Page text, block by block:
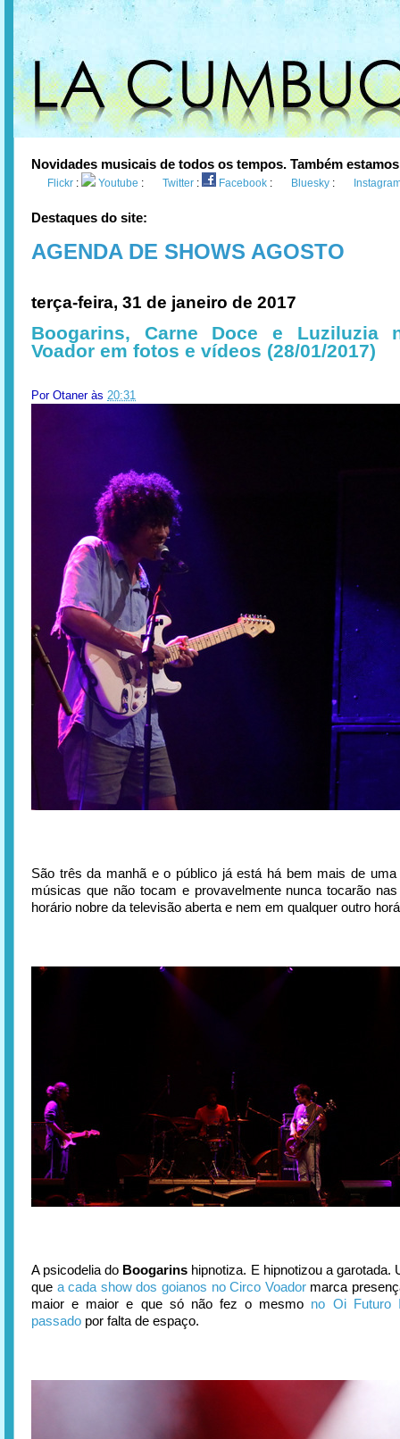
Novidades musicais de todos os tempos. Também
Flickr : Youtube : Twitter : Facebook : Bluesky :
Destaques do site:
AGENDA DE SHOWS AGOSTO
terça-feira, 31 de janeiro de 2017
Boogarins, Carne Doce e Luziluzia
Voador em fotos e vídeos (28/01/2017)
Por Otaner às 20:31
São três da manhã e o público já está há bem mais de uma
músicas que não tocam e provavelmente nunca tocarão
horário nobre da televisão aberta e nem em qualquer outro
A psicodelia do Boogarins hipnotiza. E hipnotizou a garotada.
que a cada show dos goianos no Circo Voadormarca
maior e maior e que só não fez o mesmo no Oi Futuro
passado por falta de espaço.